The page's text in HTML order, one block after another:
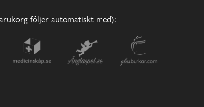
följer automatiskt med):